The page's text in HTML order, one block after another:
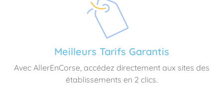
Meilleurs Tarifs Garantis
Avec AllerEnCorse, accédez directement aux sites des
établissements en 2 clics.